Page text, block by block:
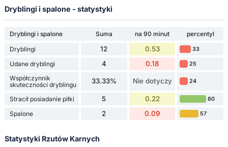
Dryblingi i spalone - statystyki
Dryblingi i spalone Suma na 90 minut
percentyl
Dryblingi
12 0.53 33
Udane dryblingi 4 0.18 25
Współczynnik
skuteczności dryblingu
33.33% Nie dotyczy 24
Stracił posiadanie piłki 5 0.22 80
Spalone 2 0.09 57
Statystyki Rzutów Karnych